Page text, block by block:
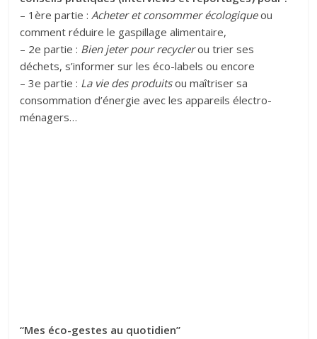
– 1ère partie :Acheter et consommer écologiqueou
comment réduire le gaspillage alimentaire,
– 2e partie : Bien jeter pour recyclerou trier ses
déchets, s’informer sur les éco-labels ou encore
– 3e partie : La vie des produitsou maîtriser sa
consommation d’énergie avec les appareils électro-
ménagers…
“Mes éco-gestes au quotidien”